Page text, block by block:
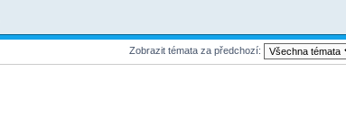
Zobrazit témata za předchozí: